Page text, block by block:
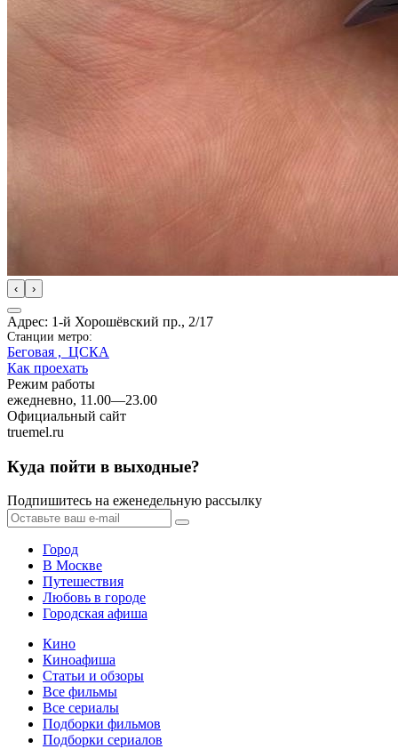
‹ ›
Адрес: 1-й Хорошёвский пр., 2/17
Станции метро:
Беговая , ЦСКА
Как проехать
Режим работы
ежедневно, 11.00—23.00
Официальный сайт
truemel.ru
Куда пойти в выходные?
Подпишитесь на еженедельную рассылку
Город
В Москве
Путешествия
Любовь в городе
Городская афиша
Кино
Киноафиша
Статьи и обзоры
Все фильмы
Все сериалы
Подборки фильмов
Подборки сериалов